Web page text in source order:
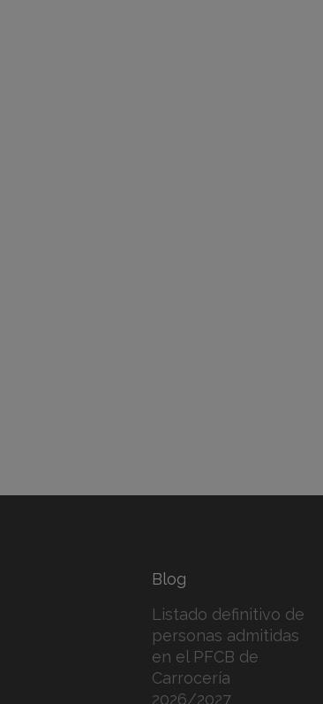
Blog
Listado definitivo de
personas admitidas
en el PFCB de
Carrocería
2026/2027